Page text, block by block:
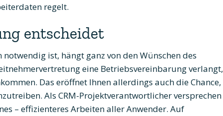
regelt.
entscheidet
ist, hängt ganz von den Wünschen des
eine Betriebsvereinbarung verlangt,
Das eröffnet Ihnen allerdings auch die Chance,
Als CRM-Projektverantwortlicher versprechen
– effizienteres Arbeiten aller Anwender. Auf